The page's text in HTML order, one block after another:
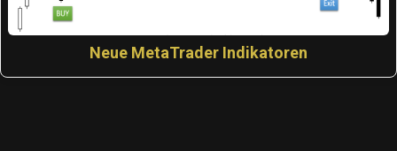
Neue MetaTrader Indikatoren